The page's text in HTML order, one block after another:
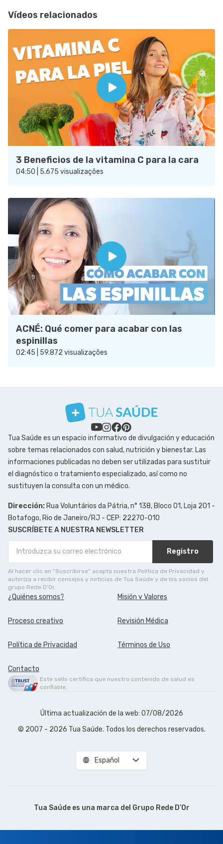
Vídeos relacionados
3 Beneficios de la vitamina C para la cara
04:50 | 5.675 visualizações
ACNÉ: Qué comer para acabar con las
espinillas
02:45 | 59.872 visualizações
Tua Saúde es un espacio informativo de divulgación y educación
sobre temas relacionados con salud, nutrición y bienestar. Las
informaciones publicadas no deben ser utilizadas para sustituir
el diagnóstico o tratamiento especializado, así como no
sustituyen la consulta con un médico.
Dirección: Rua Voluntários da Pátria, n° 138, Bloco 01, Loja 201 -
Botafogo, Rio de Janeiro/RJ - CEP: 22270-010
SUSCRÍBETE A NUESTRA NEWSLETTER
Registro
Al hacer clic en ”Suscribirse” acepta nuestra Política de Privacidad y
autoriza a recibir consejos y noticias de Tua Saúde y de los socios del
grupo Rede D'Or.
¿Quiénes somos? Misión y Valores
Proceso creativo Revisión Médica
Política de Privacidad Términos de Uso
Contacto
Este sello certifica que nuestro contenido de salud es
confiable.
Última actualización de la web: 07/08/2026
© 2007 - 2026 Tua Saúde. Todos los derechos reservados.
Español
Tua Saúde es una marca del Grupo Rede D’Or